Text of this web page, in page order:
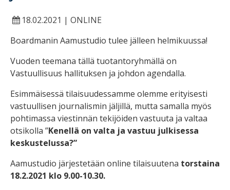
18.02.2021 |ONLINE
Boardmanin Aamustudio tulee jälleen helmikuussa!
Vuoden teemana tällä tuotantoryhmällä on
Vastuullisuus hallituksen ja johdon agendalla.
Esimmäisessä tilaisuudessamme olemme erityisesti
vastuullisen journalismin jäljillä, mutta samalla myös
pohtimassa viestinnän tekijöiden vastuuta ja valtaa
otsikolla ”Kenellä on valta ja vastuu julkisessa
keskustelussa?”
Aamustudio järjestetään online tilaisuutena torstaina
18.2.2021 klo 9.00-10.30.